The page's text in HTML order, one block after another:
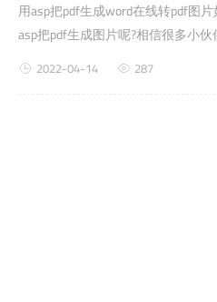
用asp把pdf生成word在线转pdf图
asp把pdf生成图片呢?相信很多小
之类的时候，会遇到用asp把pdf生
2022-04-14 287